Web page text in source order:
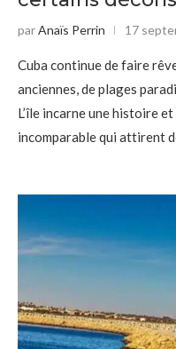
parAnaïs Perrin 17
Cuba continue de faire
anciennes, de plages
L’île incarne une histoire
incomparable qui attirent